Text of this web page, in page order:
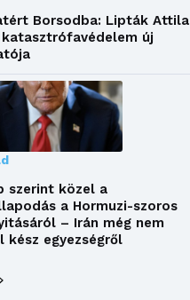
Borsodba: Lipták Attila
új
szerint közel a
a Hormuzi-szoros
– Irán még nem
kész egyezségről